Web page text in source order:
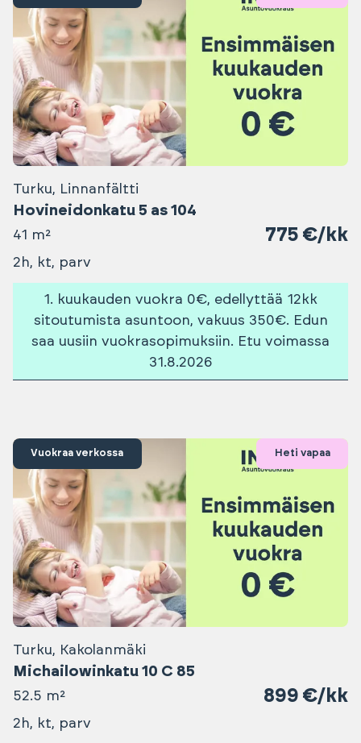
Turku, Linnanfältti
Hovineidonkatu 5 as 104
41 m² 775 €/kk
2h, kt, parv
1. kuukauden vuokra 0€, edellyttää 12kk
sitoutumista asuntoon, vakuus 350€. Edun
saa uusiin vuokrasopimuksiin. Etu voimassa
31.8.2026
Vuokraa verkossa Heti vapaa
Turku, Kakolanmäki
Michailowinkatu 10 C 85
52.5 m² 899 €/kk
2h, kt, parv